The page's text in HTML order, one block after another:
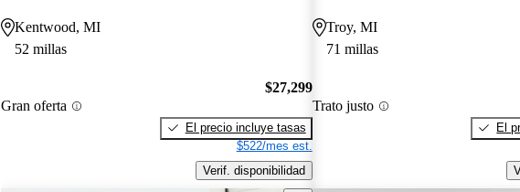
Kentwood, MI
52 millas
Gran oferta
$27,299
El precio incluye tasas
$522/mes est.
Verif. disponibilidad
Troy, MI
71 millas
Trato justo
El